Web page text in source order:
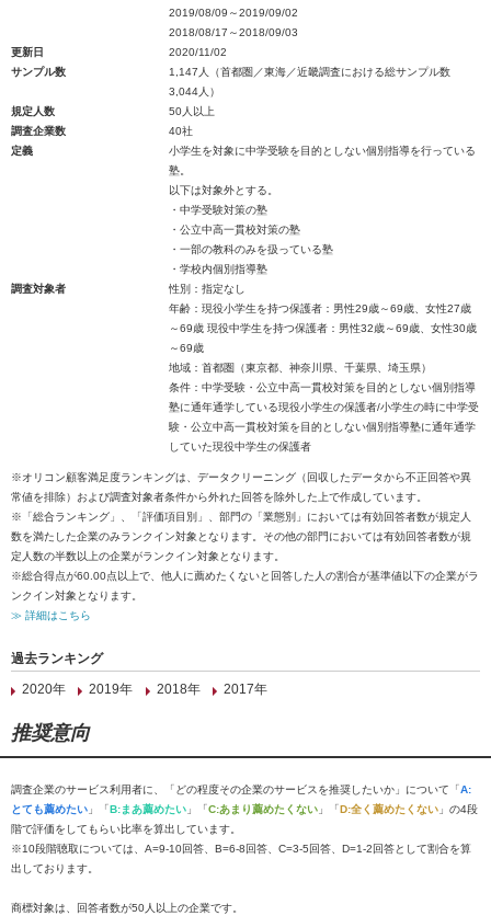
2019/08/09～2019/09/02
2018/08/17～2018/09/03
更新日
2020/11/02
サンプル数
1,147人（首都圏／東海／近畿調査における総サンプル数
3,044人）
規定人数
50人以上
調査企業数
40社
定義
小学生を対象に中学受験を目的としない個別指導を行っている
塾。
以下は対象外とする。
・中学受験対策の塾
・公立中高一貫校対策の塾
・一部の教科のみを扱っている塾
・学校内個別指導塾
調査対象者
性別：指定なし
年齢：現役小学生を持つ保護者：男性29歳～69歳、女性27歳
～69歳 現役中学生を持つ保護者：男性32歳～69歳、女性30歳
～69歳
地域：首都圏（東京都、神奈川県、千葉県、埼玉県）
条件：中学受験・公立中高一貫校対策を目的としない個別指導
塾に通年通学している現役小学生の保護者/小学生の時に中学受
験・公立中高一貫校対策を目的としない個別指導塾に通年通学
していた現役中学生の保護者
※オリコン顧客満足度ランキングは、データクリーニング（回収したデータから不正回答や異
常値を排除）および調査対象者条件から外れた回答を除外した上で作成しています。
※「総合ランキング」、「評価項目別」、部門の「業態別」においては有効回答者数が規定人
数を満たした企業のみランクイン対象となります。その他の部門においては有効回答者数が規
定人数の半数以上の企業がランクイン対象となります。
※総合得点が60.00点以上で、他人に薦めたくないと回答した人の割合が基準値以下の企業がラ
ンクイン対象となります。
≫ 詳細はこちら
過去ランキング
2020年
2019年 2018年 2017年
推奨意向
調査企業のサービス利用者に、「どの程度その企業のサービスを推奨したいか」について「A:
とても薦めたい 」「B:まあ薦めたい 」「C:あまり薦めたくない 」「D:全く薦めたくない 」の4段
階で評価をしてもらい比率を算出しています。
※10段階聴取については、A=9-10回答、B=6-8回答、C=3-5回答、D=1-2回答として割合を算
出しております。
商標対象は、回答者数が50人以上の企業です。